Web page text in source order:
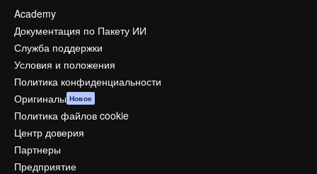
Academy
Документация по Пакету ИИ
Служба поддержки
Условия и положения
Политика конфиденциальности
Оригиналы Новое
Политика файлов cookie
Центр доверия
Партнеры
Предприятие